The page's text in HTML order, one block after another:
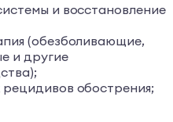
и восстановление
(обезболивающие,
и другие
обострения;